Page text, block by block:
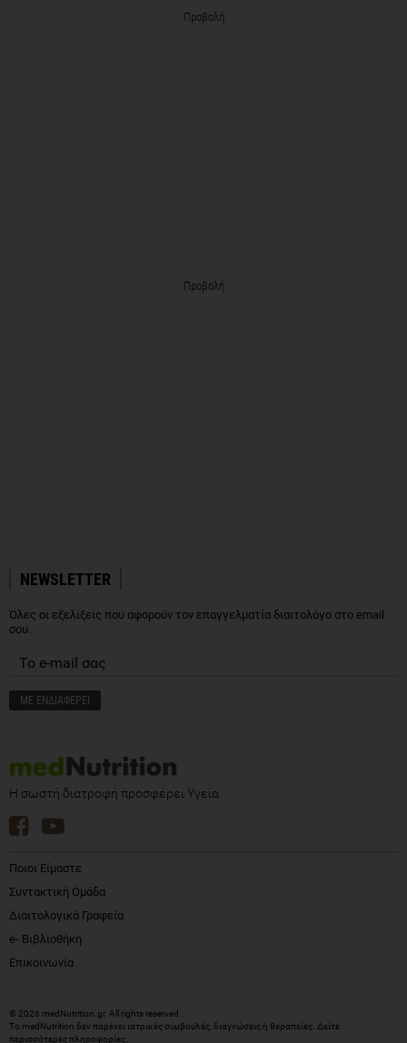
Προβολή
Προβολή
NEWSLETTER
Όλες οι εξελίξεις που αφορούν τον επαγγελματία διαιτολόγο στο email
σου.
Η σωστή διατροφή προσφέρει Υγεία
Ποιοι Είμαστε
Συντακτική Ομάδα
Διαιτολογικά Γραφεία
e- Βιβλιοθήκη
Επικοινωνία
© 2026 medNutrition.gr. All rights reserved.
Το medNutrition δεν παρέχει ιατρικές συμβουλές, διαγνώσεις ή θεραπείες. Δείτε
περισσότερες πληροφορίες